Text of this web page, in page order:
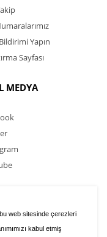
web sitesinde çerezleri
kabul etmiş
Yapın
Sayfası
MEDYA